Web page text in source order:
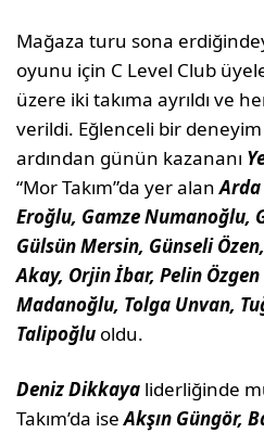
Mağaza turu sona
oyunu için C Level Club
üzere iki takıma ayrıldı ve
verildi. Eğlenceli bir
ardından günün kazananı
“Mor Takım”da yer alanArda
Eroğlu, Gamze Numanoğlu,
Gülsün Mersin, Günseli
Akay, Orjin İbar, Pelin
Madanoğlu, Tolga Unvan,
Talipoğlu oldu.
Deniz Dikkaya liderliğinde
Takım’da iseAkşın Güngör,